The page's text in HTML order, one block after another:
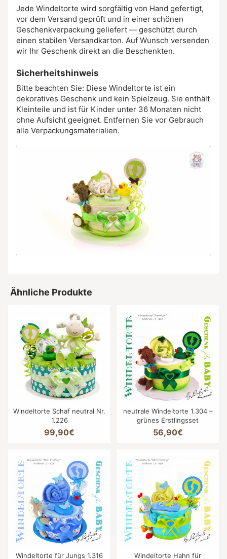
Jede Windeltorte wird sorgfältig von Hand gefertigt,
vor dem Versand geprüft und in einer schönen
Geschenkverpackung geliefert — geschützt durch
einen stabilen Versandkarton. Auf Wunsch versenden
wir Ihr Geschenk direkt an die Beschenkten.
Sicherheitshinweis
Bitte beachten Sie: Diese Windeltorte ist ein
dekoratives Geschenk und kein Spielzeug. Sie enthält
Kleinteile und ist für Kinder unter 36 Monaten nicht
ohne Aufsicht geeignet. Entfernen Sie vor Gebrauch
alle Verpackungsmaterialien.
Ähnliche Produkte
Windeltorte Schaf neutral Nr.
1.226
99,90€
neutrale Windeltorte 1.304 –
grünes Erstlingsset
56,90€
Windeltorte für Jungs 1.316
Windeltorte Hahn für